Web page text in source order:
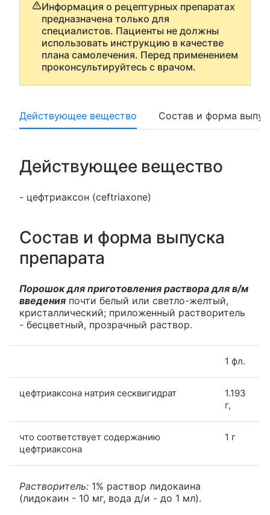
Информация о рецептурных препаратах
предназначена только для
специалистов. Пациенты не должны
использовать инструкцию в качестве
плана самолечения. Перед применением
проконсультируйтесь с врачом.
Действующее вещество Состав и форма
Действующее вещество
- цефтриаксон (ceftriaxone)
Состав и форма выпуска
препарата
Порошок для приготовления раствора для в/м
введения почти белый или светло-желтый,
кристаллический; приложенный растворитель
- бесцветный, прозрачный раствор.
1 фл.
цефтриаксона натрия сесквигидрат
1.193
г,
что соответствует содержанию
цефтриаксона
1 г
Растворитель: 1% раствор лидокаина
(лидокаин - 10 мг, вода д/и - до 1 мл).